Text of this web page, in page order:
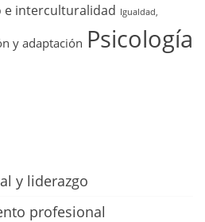
e interculturalidad Igualdad,
y adaptación Psicología
y liderazgo
profesional